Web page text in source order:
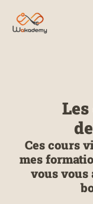
Ces cours
mes
vous vous